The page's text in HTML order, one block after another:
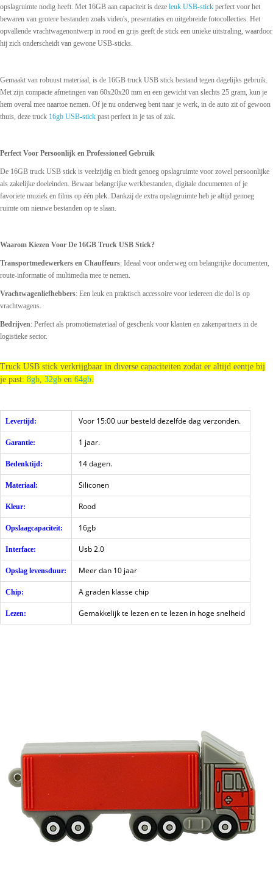
opslagruimte nodig heeft. Met 16GB aan capaciteit is deze leuk USB-stick perfect voor het
bewaren van grotere bestanden zoals video's, presentaties en uitgebreide fotocollecties. Het
opvallende vrachtwagenontwerp in rood en grijs geeft de stick een unieke uitstraling, waardoor
hij zich onderscheidt van gewone USB-sticks.
Gemaakt van robuust materiaal, is de 16GB truck USB stick bestand tegen dagelijks gebruik.
Met zijn compacte afmetingen van 60x20x20 mm en een gewicht van slechts 25 gram, kun je
hem overal mee naartoe nemen. Of je nu onderweg bent naar je werk, in de auto zit of gewoon
thuis, deze truck 16gb USB-stick past perfect in je tas of zak.
Perfect Voor Persoonlijk en Professioneel Gebruik
De 16GB truck USB stick is veelzijdig en biedt genoeg opslagruimte voor zowel persoonlijke
als zakelijke doeleinden. Bewaar belangrijke werkbestanden, digitale documenten of je
favoriete muziek en films op één plek. Dankzij de extra opslagruimte heb je altijd genoeg
ruimte om nieuwe bestanden op te slaan.
Waarom Kiezen Voor De 16GB Truck USB Stick?
Transportmedewerkers en Chauffeurs: Ideaal voor onderweg om belangrijke documenten,
route-informatie of multimedia mee te nemen.
Vrachtwagenliefhebbers: Een leuk en praktisch accessoire voor iedereen die dol is op
vrachtwagens.
Bedrijven: Perfect als promotiemateriaal of geschenk voor klanten en zakenpartners in de
logistieke sector.
Truck USB stick verkrijgbaar in diverse capaciteiten zodat er altijd eentje bij
je past: 8gb, 32gb en 64gb.
Levertijd: Voor 15:00 uur besteld dezelfde dag verzonden.
Garantie: 1 jaar.
Bedenktijd: 14 dagen.
Materiaal: Siliconen
Kleur: Rood
Opslaagcapaciteit: 16gb
Interface: Usb 2.0
Opslag levensduur: Meer dan 10 jaar
Chip: A graden klasse chip
Lezen: Gemakkelijk te lezen en te lezen in hoge snelheid